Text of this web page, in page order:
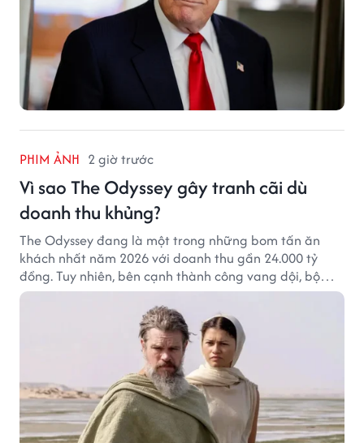
PHIM ẢNH 2 giờ trước
Vì sao The Odyssey gây tranh cãi dù
doanh thu khủng?
The Odyssey đang là một trong những bom tấn ăn
khách nhất năm 2026 với doanh thu gần 24.000 tỷ
đồng. Tuy nhiên, bên cạnh thành công vang dội, bộ
phim của Christopher Nolan cũng vấp phải không ít
tranh cãi từ khán giả.